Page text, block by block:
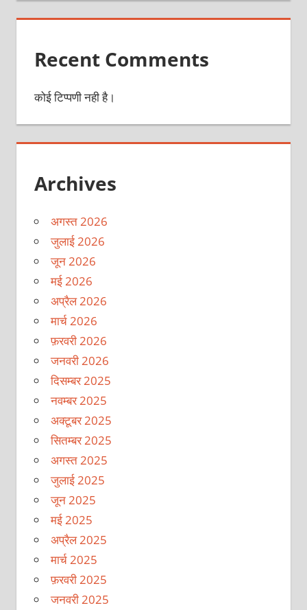
Recent Comments
कोई टिप्पणी नही है।
Archives
अगस्त 2026
जुलाई 2026
जून 2026
मई 2026
अप्रैल 2026
मार्च 2026
फ़रवरी 2026
जनवरी 2026
दिसम्बर 2025
नवम्बर 2025
अक्टूबर 2025
सितम्बर 2025
अगस्त 2025
जुलाई 2025
जून 2025
मई 2025
अप्रैल 2025
मार्च 2025
फ़रवरी 2025
जनवरी 2025